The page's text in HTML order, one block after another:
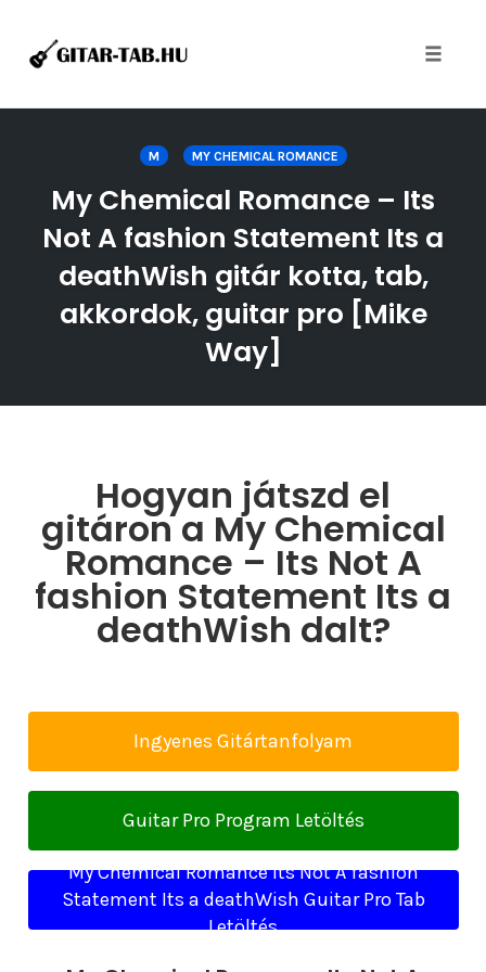
M MY CHEMICAL ROMANCE
My Chemical Romance – Its
Not A fashion Statement Its a
deathWish gitár kotta, tab,
akkordok, guitar pro [Mike
Way]
Hogyan játszd el
gitáron a My Chemical
Romance – Its Not A
fashion Statement Its a
deathWish dalt?
Ingyenes Gitártanfolyam
Guitar Pro Program Letöltés
My Chemical Romance Its Not A fashion
Statement Its a deathWish Guitar Pro Tab
Letöltés